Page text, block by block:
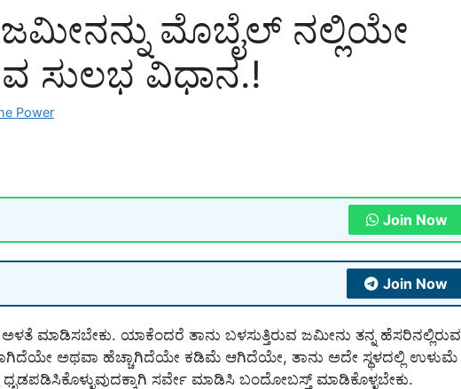
ಮೊಬೈಲ್ ನಲ್ಲಿಯೇ
ಸುಲಭ ವಿಧಾನ.!
Power
Join Now
Join Now
ಅಳತೆ ಮಾಡಿಸಬೇಕು. ಯಾಕೆಂದರೆ ತಾನು ಬಳಸುತ್ತಿರುವ ಜಮೀನು ತನ್ನ ಹೆಸರಿನಲ್ಲಿರುವ
ಅಥವಾ ಹೆಚ್ಚಾಗಿದೆಯೇ ಕಡಿಮೆ ಆಗಿದೆಯೇ, ತಾನು ಅದೇ ಸ್ಥಳದಲ್ಲಿ ಉಳುಮೆ
ಧೃಡಪಡಿಸಿಕೊಳ್ಳುವುದಕ್ಕಾಗಿ ಸರ್ವೇ ಮಾಡಿಸಿ ಬಂದೋಬಸ್ತ್ ಮಾಡಿಕೊಳ್ಳಬೇಕು.